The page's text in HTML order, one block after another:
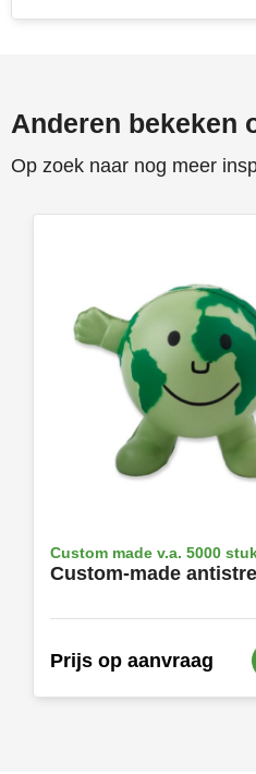
Anderen bekeken
Op zoek naar nog meer
Custom made v.a. 5000
Prijs op aanvraag